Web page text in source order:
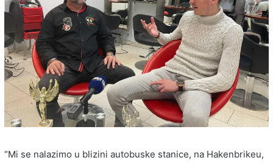
“Mi se nalazimo u blizini autobuske stanice, na Hakenbrikeu,